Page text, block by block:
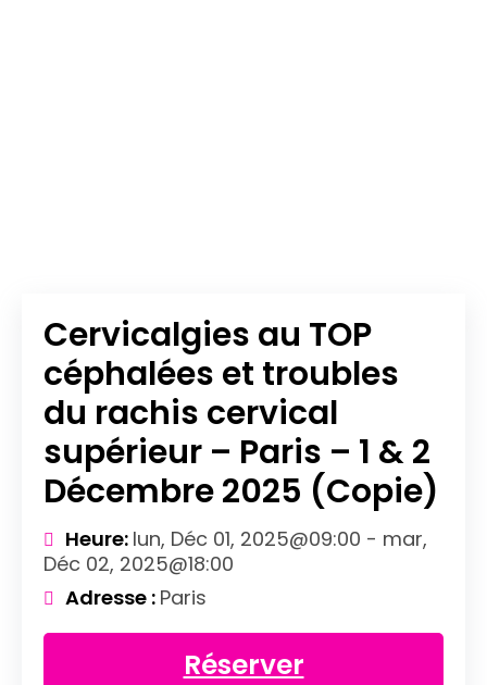
Cervicalgies au TOP
céphalées et troubles
du rachis cervical
supérieur – Paris – 1 & 2
Décembre 2025 (Copie)
Heure: lun, Déc 01, 2025@09:00 - mar,
Déc 02, 2025@18:00
Adresse : Paris
Réserver